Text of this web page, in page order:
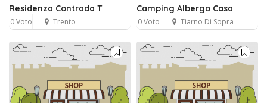
Residenza Contrada T
0 Voto Trento
Camping Albergo Casa
0 Voto Tiarno Di Sopra